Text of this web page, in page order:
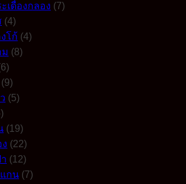
เดื่องกลอง (7)
(4)
โก้ (4)
(8)
(9)
(5)
(19)
(22)
(12)
กน (7)